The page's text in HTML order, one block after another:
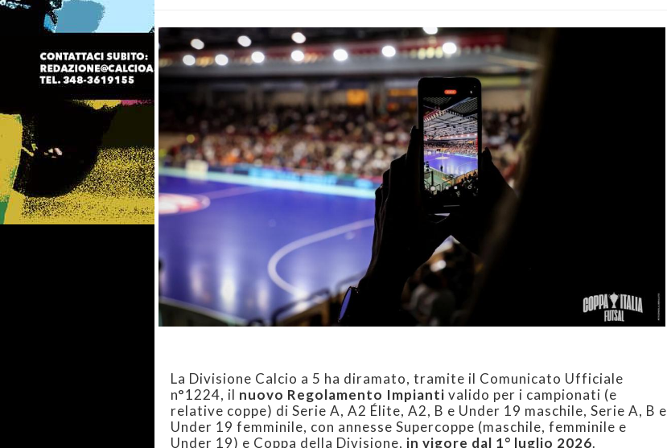
La Divisione Calcio a 5 ha diramato, tramite il Comunicato Ufficiale
n°1224, il nuovo Regolamento Impianti valido per i campionati (e
relative coppe) di Serie A, A2 Élite, A2, B e Under 19 maschile, Serie A, B e
Under 19 femminile, con annesse Supercoppe (maschile, femminile e
Under 19) e Coppa della Divisione, in vigore dal 1° luglio 2026.